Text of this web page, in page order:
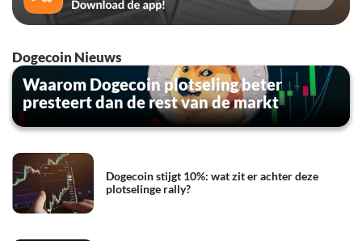
Dogecoin Nieuws
Waarom Dogecoin plotseling beter
presteert dan de rest van de markt
Dogecoin stijgt 10%: wat zit er achter deze
plotselinge rally?